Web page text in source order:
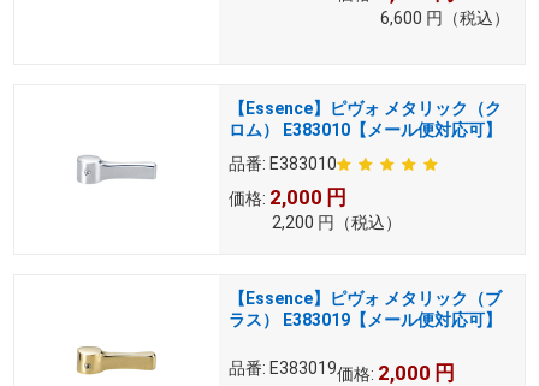
6,600 円 （税込）
【Essence】ピヴォ メタリック（ク
ロム） E383010【メール便対応可】
品番: E383010
価格: 2,000 円
2,200 円 （税込）
【Essence】ピヴォ メタリック（ブ
ラス） E383019【メール便対応可】
品番: E383019価格: 2,000 円